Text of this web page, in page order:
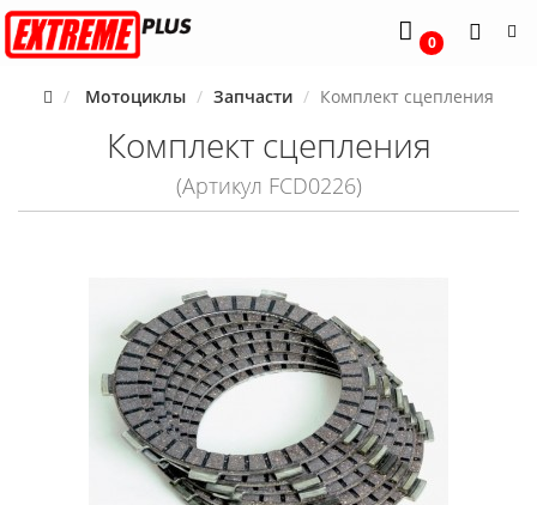
0
Мотоциклы Запчасти Комплект сцепления
Комплект сцепления
(Артикул FCD0226)